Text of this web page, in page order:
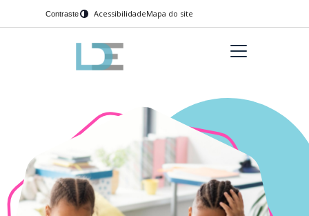
Contraste AcessibilidadeMapa do site